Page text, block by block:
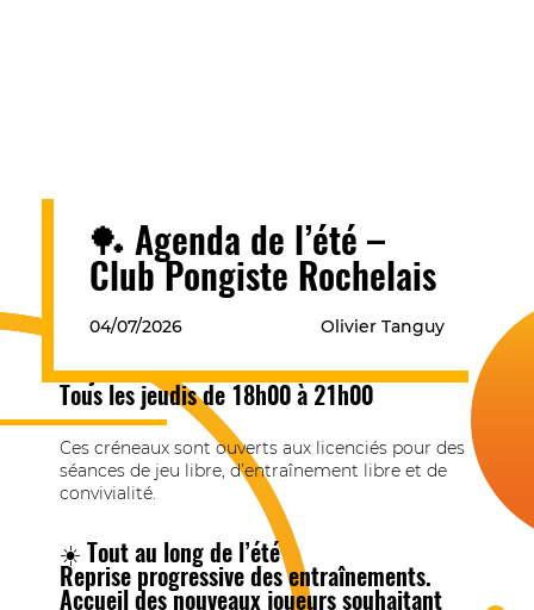
🏓 Agenda de l’été –
Club Pongiste Rochelais
04/07/2026 Olivier Tanguy
📅 Ouverture de la salle
Tous les mardis de 18h00 à 21h00 sauf le
14 juillet
Tous les jeudis de 18h00 à 21h00
Ces créneaux sont ouverts aux licenciés pour des
séances de jeu libre, d’entraînement libre et de
convivialité.
☀️ Tout au long de l’été
Reprise progressive des entraînements.
Accueil des nouveaux joueurs souhaitant